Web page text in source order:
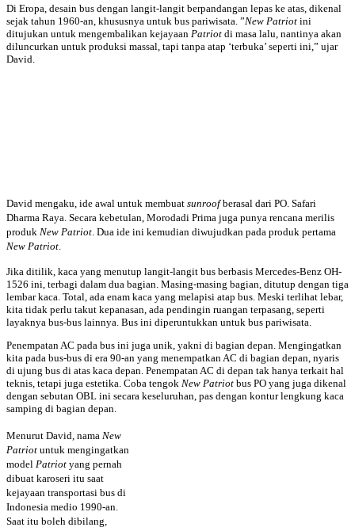
Di Eropa, desain bus dengan langit-langit berpandangan lepas ke atas, dikenal
sejak tahun 1960-an, khususnya untuk bus pariwisata. ”New Patriot ini
ditujukan untuk mengembalikan kejayaan Patriot di masa lalu, nantinya akan
diluncurkan untuk produksi massal, tapi tanpa atap ‘terbuka’ seperti ini,” ujar
David.
David mengaku, ide awal untuk membuat sunroofberasal dari PO. Safari
Dharma Raya. Secara kebetulan, Morodadi Prima juga punya rencana merilis
produk New Patriot . Dua ide ini kemudian diwujudkan pada produk pertama
New Patriot
Jika ditilik, kaca yang menutup langit-langit bus berbasis Mercedes-Benz OH-
1526 ini, terbagi dalam dua bagian. Masing-masing bagian, ditutup dengan tiga
lembar kaca. Total, ada enam kaca yang melapisi atap bus. Meski terlihat lebar,
kita tidak perlu takut kepanasan, ada pendingin ruangan terpasang, seperti
layaknya bus-bus lainnya. Bus ini diperuntukkan untuk bus pariwisata.
Penempatan AC pada bus ini juga unik, yakni di bagian depan. Mengingatkan
kita pada bus-bus di era 90-an yang menempatkan AC di bagian depan, nyaris
di ujung bus di atas kaca depan. Penempatan AC di depan tak hanya terkait hal
teknis, tetapi juga estetika. Coba tengok New Patriot bus PO yang juga dikenal
dengan sebutan OBL ini secara keseluruhan, pas dengan kontur lengkung kaca
samping di bagian depan.
Menurut David, nama New
Patriot untuk mengingatkan
model Patriot yang pernah
dibuat karoseri itu saat
kejayaan transportasi bus di
Indonesia medio 1990-an.
Saat itu boleh dibilang,